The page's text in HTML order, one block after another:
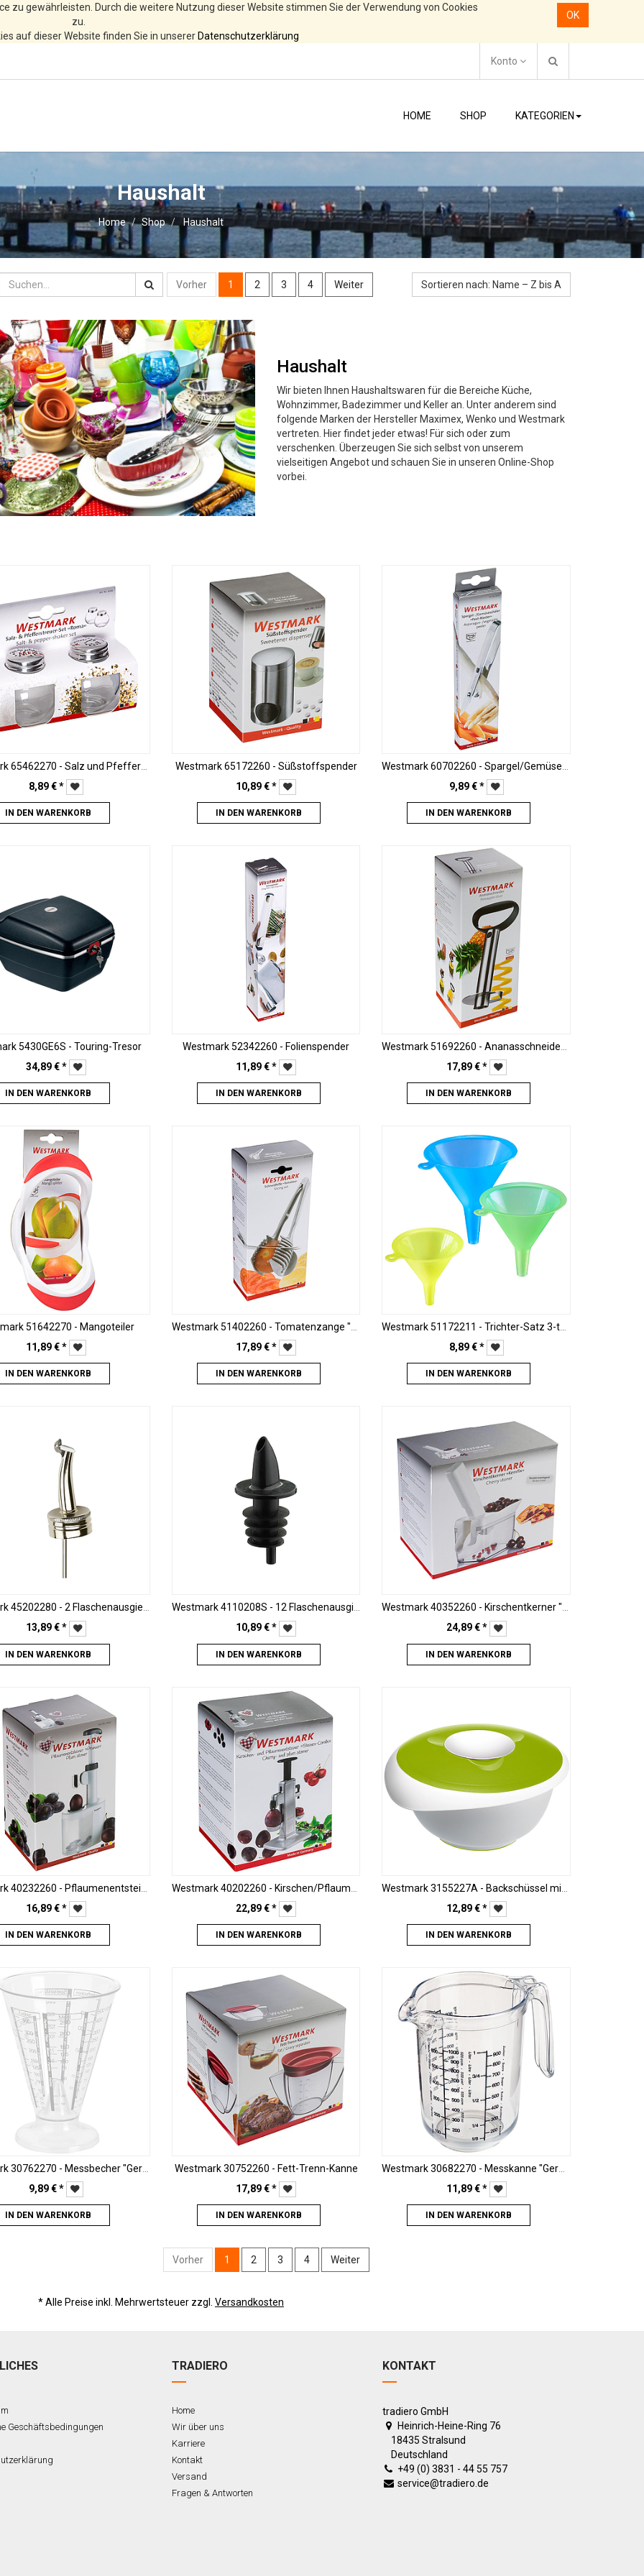
zu gewährleisten. Durch die weitere Nutzung dieser Website stimmen Sie der Verwendung von Cookies
zu.
auf dieser Website finden Sie in unserer Datenschutzerklärung
OK
Konto
HOME SHOP KATEGORIEN
Haushalt
Home Shop Haushalt
Vorher 1 2 3 4 Weiter Sortieren nach: Name – Z bis A
Haushalt
Wir bieten Ihnen Haushaltswaren für die Bereiche Küche,
Wohnzimmer, Badezimmer und Keller an. Unter anderem sind
folgende Marken der Hersteller Maximex, Wenko und Westmark
vertreten. Hier findet jeder etwas! Für sich oder zum
verschenken. Überzeugen Sie sich selbst von unserem
vielseitigen Angebot und schauen Sie in unseren Online-Shop
vorbei.
Westmark 65462270 - Salz und Pfefferstreuer-Set Roma
8,89€ *
IN DEN WARENKORB
Westmark 65172260 - Süßstoffspender
10,89€ *
IN DEN WARENKORB
9,89€ *
IN DEN WARENKORB
5430GE6S - Touring-Tresor
34,89€ *
IN DEN WARENKORB
Westmark 52342260 - Folienspender
11,89€ *
IN DEN WARENKORB
17,89€ *
IN DEN WARENKORB
51642270 - Mangoteiler
11,89€ *
IN DEN WARENKORB
17,89€ *
IN DEN WARENKORB
8,89€ *
IN DEN WARENKORB
Westmark 45202280 - 2 Flaschenausgießer "Gastro" mit Kläppchen, Schraubkappe, 28 mm
13,89€ *
IN DEN WARENKORB
Westmark 4110208S - 12 Flaschenausgießer "Jet-Pour", schwarz
10,89€ *
IN DEN WARENKORB
Westmark 40352260 - Kirschentkerner "Kernfix"
24,89€ *
IN DEN WARENKORB
16,89€ *
IN DEN WARENKORB
22,89€ *
IN DEN WARENKORB
12,89€ *
IN DEN WARENKORB
Westmark 30762270 - Messbecher "Gerda" 0.5 L
9,89€ *
IN DEN WARENKORB
Westmark 30752260 - Fett-Trenn-Kanne
17,89€ *
IN DEN WARENKORB
11,89€ *
IN DEN WARENKORB
Vorher 1 2 3 4 Weiter
* Alle Preise inkl. Mehrwertsteuer zzgl. Versandkosten
Geschäftsbedingungen
TRADIERO
Home
Wir über uns
Karriere
Kontakt
Versand
Fragen & Antworten
KONTAKT
tradiero GmbH
Heinrich-Heine-Ring 76
18435 Stralsund
Deutschland
+49 (0) 3831 - 44 55 757
service@tradiero.de